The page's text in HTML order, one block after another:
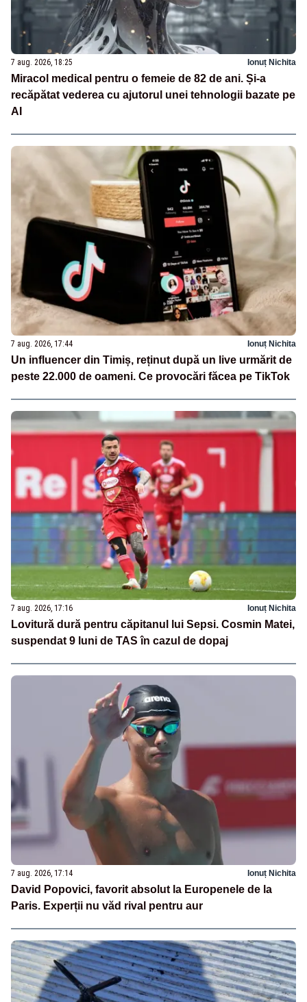
7 aug. 2026, 18:25 Ionuț Nichita
Miracol medical pentru o femeie de 82 de ani. Și-a
recăpătat vederea cu ajutorul unei tehnologii bazate pe
AI
7 aug. 2026, 17:44 Ionuț Nichita
Un influencer din Timiș, reținut după un live urmărit de
peste 22.000 de oameni. Ce provocări făcea pe TikTok
7 aug. 2026, 17:16 Ionuț Nichita
Lovitură dură pentru căpitanul lui Sepsi. Cosmin Matei,
suspendat 9 luni de TAS în cazul de dopaj
7 aug. 2026, 17:14 Ionuț Nichita
David Popovici, favorit absolut la Europenele de la
Paris. Experții nu văd rival pentru aur